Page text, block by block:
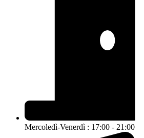
Mercoledì-Venerdì : 17:00 - 21:00